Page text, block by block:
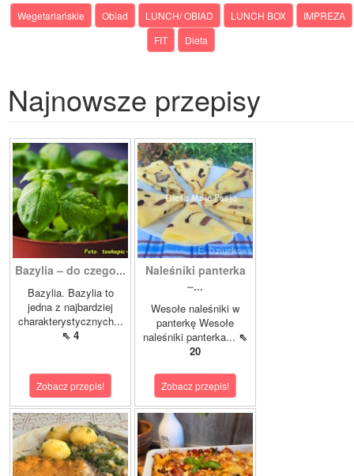
Wegetariańskie Obiad LUNCH/ OBIAD LUNCH BOX
IMPREZA
FIT
Dieta
Najnowsze przepisy
Bazylia – do czego...
Bazylia. Bazylia to
jedna z najbardziej
charakterystycznych...
⇖ 4
Zobacz przepis!
Naleśniki panterka
–...
Wesołe naleśniki w
panterkę Wesołe
naleśniki panterka... ⇖
20
Zobacz przepis!